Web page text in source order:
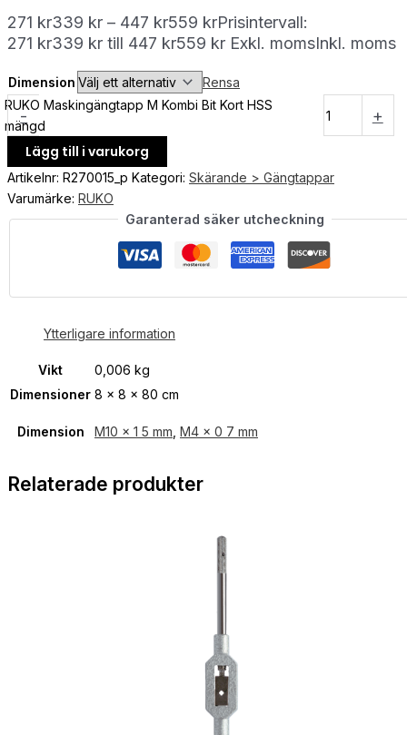
271 kr339 kr – 447 kr559 krPrisintervall:
271 kr339 kr till 447 kr559 kr Exkl. momsInkl. moms
Dimension Rensa
-
RUKO Maskingängtapp M Kombi Bit Kort HSS
mängd
+
Lägg till i varukorg
Artikelnr: R270015_p Kategori: Skärande > Gängtappar
Varumärke: RUKO
Garanterad säker utcheckning
Ytterligare information
Vikt
0,006 kg
Dimensioner 8 × 8 × 80 cm
Dimension M10 x 1 5 mm M4 x 0 7 mm
Relaterade produkter